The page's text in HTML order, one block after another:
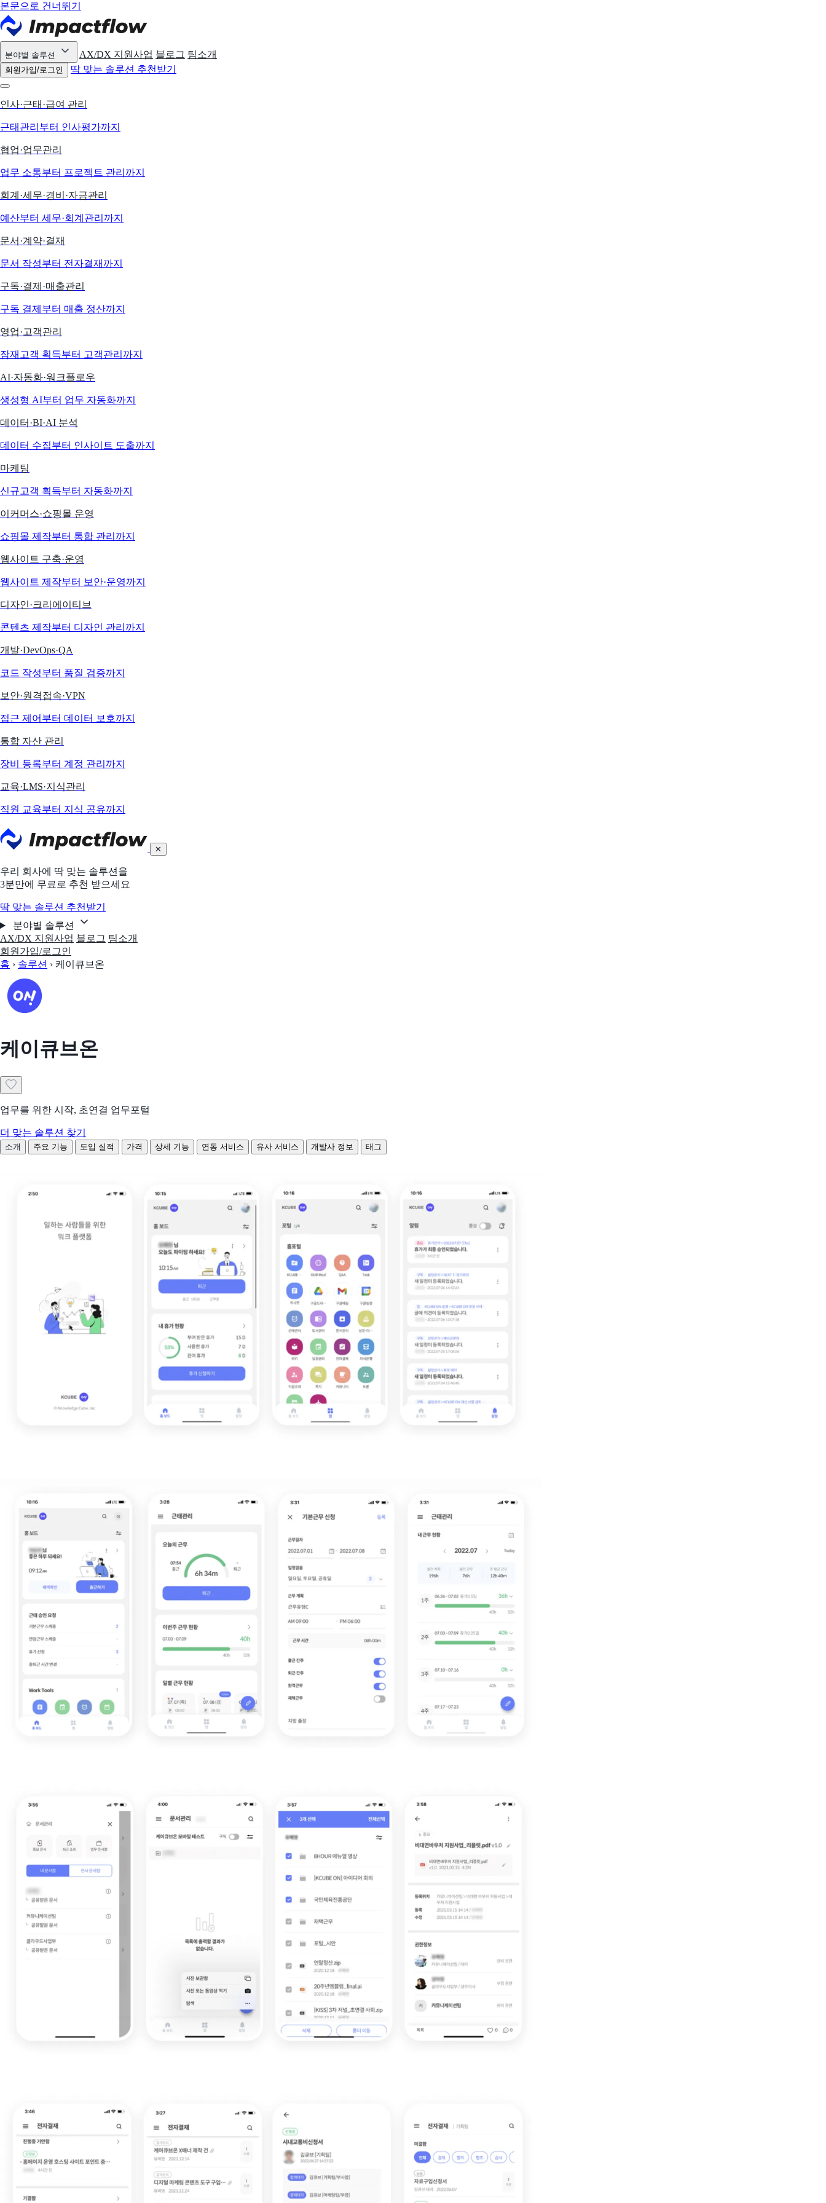
본문으로 건너뛰기
분야별 솔루션 AX/DX 지원사업 블로그 팀소개
회원가입/로그인 딱 맞는 솔루션 추천받기
인사·근태·급여 관리
근태관리부터 인사평가까지
협업·업무관리
업무 소통부터 프로젝트 관리까지
회계·세무·경비·자금관리
예산부터 세무·회계관리까지
문서·계약·결재
문서 작성부터 전자결재까지
구독·결제·매출관리
구독 결제부터 매출 정산까지
영업·고객관리
잠재고객 획득부터 고객관리까지
AI·자동화·워크플로우
생성형 AI부터 업무 자동화까지
데이터·BI·AI 분석
데이터 수집부터 인사이트 도출까지
마케팅
신규고객 획득부터 자동화까지
이커머스·쇼핑몰 운영
쇼핑몰 제작부터 통합 관리까지
웹사이트 구축·운영
웹사이트 제작부터 보안·운영까지
디자인·크리에이티브
콘텐츠 제작부터 디자인 관리까지
개발·DevOps·QA
코드 작성부터 품질 검증까지
보안·원격접속·VPN
접근 제어부터 데이터 보호까지
통합 자산 관리
장비 등록부터 계정 관리까지
교육·LMS·지식관리
직원 교육부터 지식 공유까지
✕
우리 회사에 딱 맞는 솔루션을
3분만에 무료로 추천 받으세요
딱 맞는 솔루션 추천받기
분야별 솔루션
AX/DX 지원사업 블로그 팀소개
회원가입/로그인
홈 › 솔루션 › 케이큐브온
케이큐브온
업무를 위한 시작, 초연결 업무포털
더 맞는 솔루션 찾기
소개 주요 기능 도입 실적 가격 상세 기능 연동 서비스 유사 서비스 개발사 정보 태그